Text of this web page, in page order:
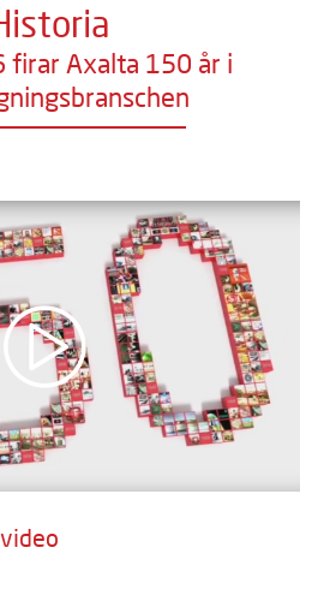
firar Axalta 150 år i